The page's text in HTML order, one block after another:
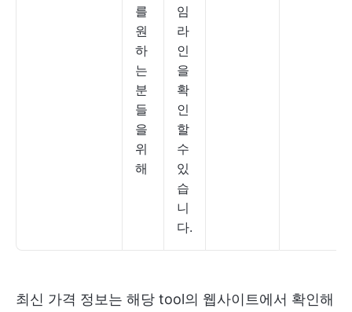
를
원
하
는
분
들
을
위
해
임
라
인
을
확
인
할
수
있
습
니
다.
최신 가격 정보는 해당 tool의 웹사이트에서 확인해